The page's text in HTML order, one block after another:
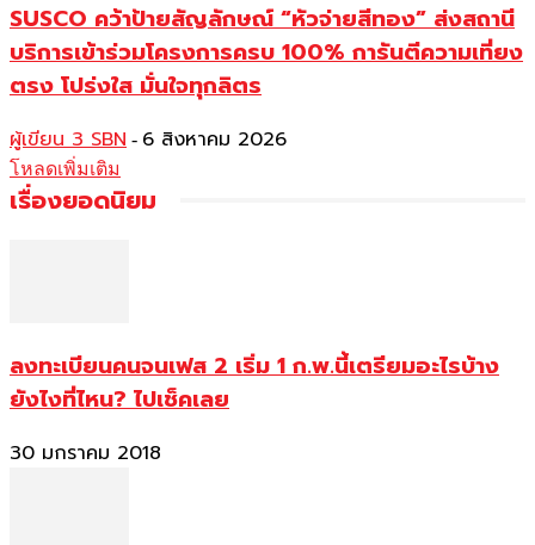
SUSCO คว้าป้ายสัญลักษณ์ “หัวจ่ายสีทอง” ส่งสถานี
บริการเข้าร่วมโครงการครบ 100% การันตีความเที่ยง
ตรง โปร่งใส มั่นใจทุกลิตร
ผู้เขียน 3 SBN - 6 สิงหาคม 2026
โหลดเพิ่มเติม
เรื่องยอดนิยม
ลงทะเบียนคนจนเฟส 2 เริ่ม 1 ก.พ.นี้เตรียมอะไรบ้าง
ยังไงที่ไหน? ไปเช็คเลย
30 มกราคม 2018